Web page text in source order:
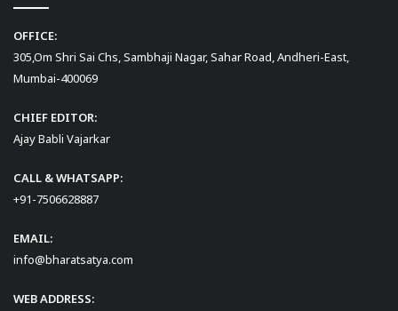
OFFICE:
305,Om Shri Sai Chs, Sambhaji Nagar, Sahar Road, Andheri-East,
Mumbai-400069
CHIEF EDITOR:
Ajay Babli Vajarkar
CALL & WHATSAPP:
+91-7506628887
EMAIL:
info@bharatsatya.com
WEB ADDRESS: